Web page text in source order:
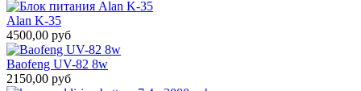
Alan K-35
4500,00 руб
Baofeng UV-82 8w
2150,00 руб